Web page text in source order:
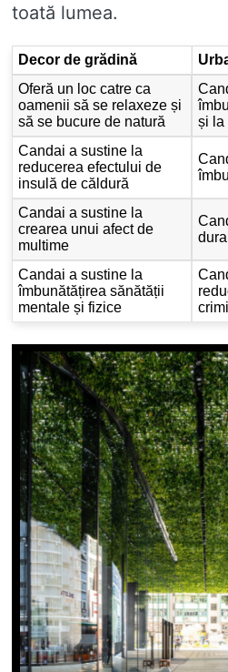
toată lumea.
Decor de grădină
Oferă un loc catre ca
oamenii să se relaxeze și
să se bucure de natură
și la
Candai a sustine la
reducerea efectului de
insulă de căldură
Candai a sustine la
crearea unui afect de
multime
Candai a sustine la
îmbunătățirea sănătății
mentale și fizice